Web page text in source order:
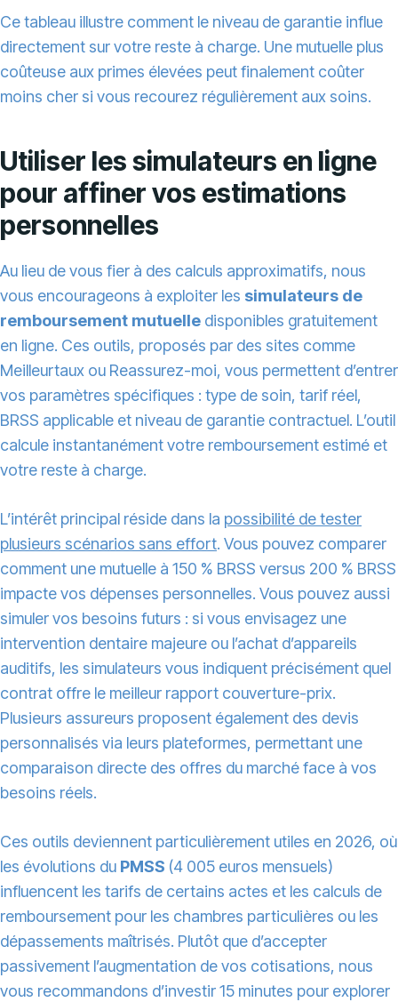
Ce tableau illustre comment le niveau de garantie influe
directement sur votre reste à charge. Une mutuelle plus
coûteuse aux primes élevées peut finalement coûter
moins cher si vous recourez régulièrement aux soins.
Utiliser les simulateurs en ligne
pour affiner vos estimations
personnelles
Au lieu de vous fier à des calculs approximatifs, nous
vous encourageons à exploiter les simulateurs de
remboursement mutuelle disponibles gratuitement
en ligne. Ces outils, proposés par des sites comme
Meilleurtaux ou Reassurez-moi, vous permettent d’entrer
vos paramètres spécifiques : type de soin, tarif réel,
BRSS applicable et niveau de garantie contractuel. L’outil
calcule instantanément votre remboursement estimé et
votre reste à charge.
L’intérêt principal réside dans la possibilité de tester
plusieurs scénarios sans effort. Vous pouvez comparer
comment une mutuelle à 150 % BRSS versus 200 % BRSS
impacte vos dépenses personnelles. Vous pouvez aussi
simuler vos besoins futurs : si vous envisagez une
intervention dentaire majeure ou l’achat d’appareils
auditifs, les simulateurs vous indiquent précisément quel
contrat offre le meilleur rapport couverture-prix.
Plusieurs assureurs proposent également des devis
personnalisés via leurs plateformes, permettant une
comparaison directe des offres du marché face à vos
besoins réels.
Ces outils deviennent particulièrement utiles en 2026, où
les évolutions du PMSS (4 005 euros mensuels)
influencent les tarifs de certains actes et les calculs de
remboursement pour les chambres particulières ou les
dépassements maîtrisés. Plutôt que d’accepter
passivement l’augmentation de vos cotisations, nous
vous recommandons d’investir 15 minutes pour explorer